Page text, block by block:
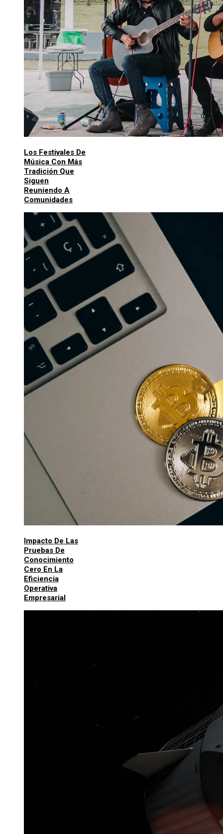
Los Festivales De
Música Con Más
Tradición Que
Siguen
Reuniendo A
Comunidades
Impacto De Las
Pruebas De
Conocimiento
Cero En La
Eficiencia
Operativa
Empresarial